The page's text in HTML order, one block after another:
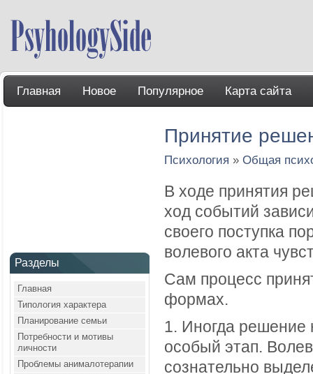
Главная Новое Популярное Карта сайта
Разделы
Главная
Типология характера
Планирование семьи
Потребности и мотивы
личности
Проблемы анималотерапии
Принятие
Психология » Общая
В ходе принятия
ход событий
своего поступка
волевого акта
Сам процесс
формах.
1. Иногда решение
особый этап.
сознательно